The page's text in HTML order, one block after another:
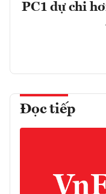
PC1 dự chi
Đọc tiếp